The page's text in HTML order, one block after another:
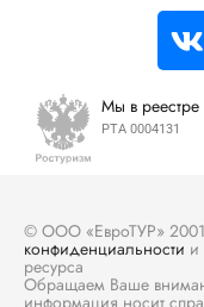
Мы в реестре
РТА 0004131
© ООО «ЕвроТУР»
конфиденциальности и
ресурса
Обращаем Ваше